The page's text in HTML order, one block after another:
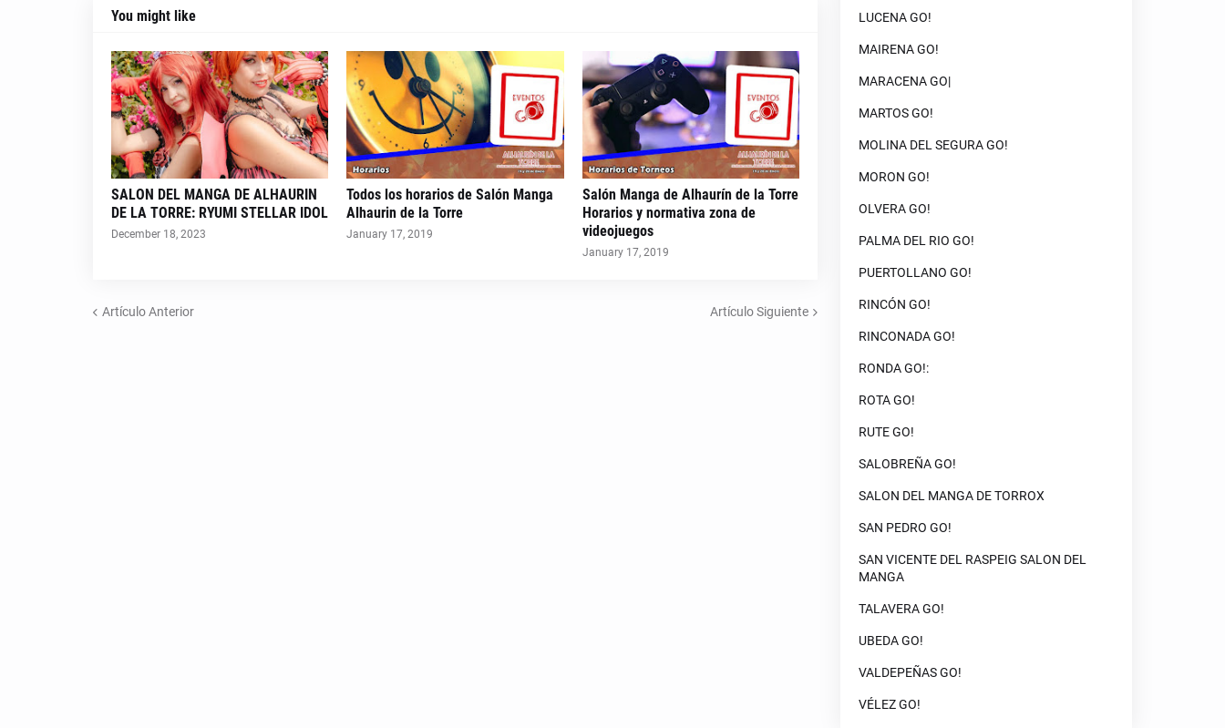
You might like
SALON DEL MANGA DE ALHAURIN
DE LA TORRE: RYUMI STELLAR IDOL
December 18, 2023
Todos los horarios de Salón Manga
Alhaurin de la Torre
January 17, 2019
Salón Manga de Alhaurín de la Torre
Horarios y normativa zona de
videojuegos
January 17, 2019
Artículo Anterior Artículo Siguiente
LUCENA GO!
MAIRENA GO!
MARACENA GO|
MARTOS GO!
MOLINA DEL SEGURA GO!
MORON GO!
OLVERA GO!
PALMA DEL RIO GO!
PUERTOLLANO GO!
RINCÓN GO!
RINCONADA GO!
RONDA GO!:
ROTA GO!
RUTE GO!
SALOBREÑA GO!
SALON DEL MANGA DE TORROX
SAN PEDRO GO!
SAN VICENTE DEL RASPEIG SALON DEL
MANGA
TALAVERA GO!
UBEDA GO!
VALDEPEÑAS GO!
VÉLEZ GO!